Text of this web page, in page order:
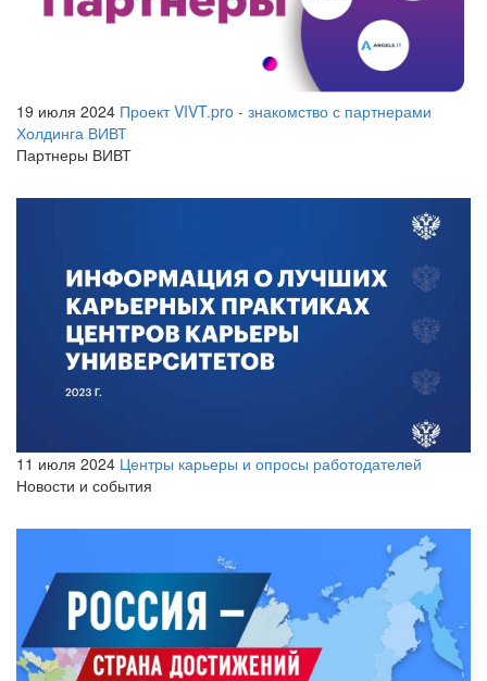
19 июля 2024 Проект VIVT.pro - знакомство с партнерами
Холдинга ВИВТ
Партнеры ВИВТ
11 июля 2024 Центры карьеры и опросы работодателей
Новости и события